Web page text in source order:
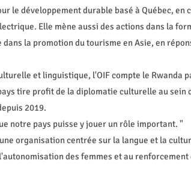
le développement durable basé à Québec, en
Elle mène aussi des actions dans la
la promotion du tourisme en Asie, en
et linguistique, l'OIF compte le Rwanda
tire profit de la diplomatie culturelle au sein
2019.
notre pays puisse y jouer un rôle important. "
organisation centrée sur la langue et la
des femmes et au renforcement